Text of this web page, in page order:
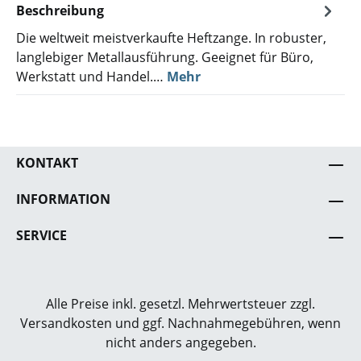
Beschreibung
Die weltweit meistverkaufte Heftzange. In robuster,
langlebiger Metallausführung. Geeignet für Büro,
Werkstatt und Handel.… Mehr
KONTAKT
INFORMATION
SERVICE
Alle Preise inkl. gesetzl. Mehrwertsteuer zzgl.
Versandkosten und ggf. Nachnahmegebühren, wenn
nicht anders angegeben.